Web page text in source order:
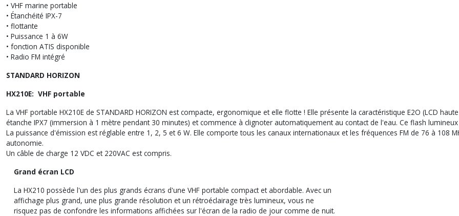
• VHF marine portable
• Étanchéité IPX-7
• flottante
• Puissance 1 à 6W
• fonction ATIS disponible
• Radio FM intégré
STANDARD HORIZON
HX210E: VHF portable
La VHF portable HX210E de STANDARD HORIZON est compacte, ergonomique et elle flotte ! Elle présente la caractéristique E2O (LCD
étanche IPX7 (immersion à 1 mètre pendant 30 minutes) et commence à clignoter automatiquement au contact de l'eau. Ce flash
La puissance d'émission est réglable entre 1, 2, 5 et 6 W. Elle comporte tous les canaux internationaux et les fréquences FM de 76 à 108
autonomie.
Un câble de charge 12 VDC et 220VAC est compris.
Grand écran LCD
La HX210 possède l'un des plus grands écrans d'une VHF portable compact et abordable. Avec un
affichage plus grand, une plus grande résolution et un rétroéclairage très lumineux, vous ne
risquez pas de confondre les informations affichées sur l'écran de la radio de jour comme de nuit.